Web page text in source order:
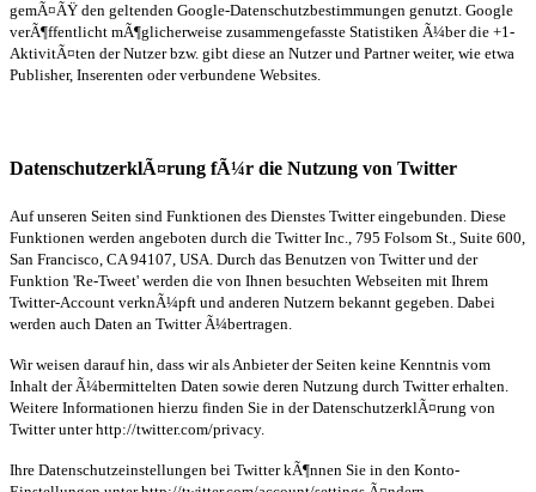
gemÃ¤ÃŸ den geltenden Google-Datenschutzbestimmungen genutzt. Google
verÃ¶ffentlicht mÃ¶glicherweise zusammengefasste Statistiken Ã¼ber die +1-
AktivitÃ¤ten der Nutzer bzw. gibt diese an Nutzer und Partner weiter, wie etwa
Publisher, Inserenten oder verbundene Websites.
DatenschutzerklÃ¤rung fÃ¼r die Nutzung von Twitter
Auf unseren Seiten sind Funktionen des Dienstes Twitter eingebunden. Diese
Funktionen werden angeboten durch die Twitter Inc., 795 Folsom St., Suite 600,
San Francisco, CA 94107, USA. Durch das Benutzen von Twitter und der
Funktion 'Re-Tweet' werden die von Ihnen besuchten Webseiten mit Ihrem
Twitter-Account verknÃ¼pft und anderen Nutzern bekannt gegeben. Dabei
werden auch Daten an Twitter Ã¼bertragen.
Wir weisen darauf hin, dass wir als Anbieter der Seiten keine Kenntnis vom
Inhalt der Ã¼bermittelten Daten sowie deren Nutzung durch Twitter erhalten.
Weitere Informationen hierzu finden Sie in der DatenschutzerklÃ¤rung von
Twitter unter http://twitter.com/privacy.
Ihre Datenschutzeinstellungen bei Twitter kÃ¶nnen Sie in den Konto-